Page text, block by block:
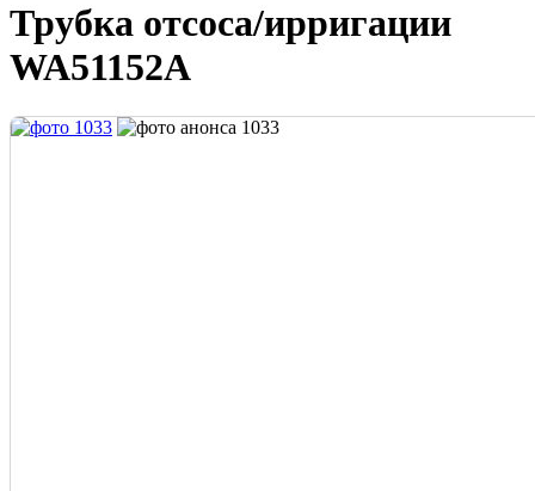
Трубка отсоса/ирригации
WA51152A